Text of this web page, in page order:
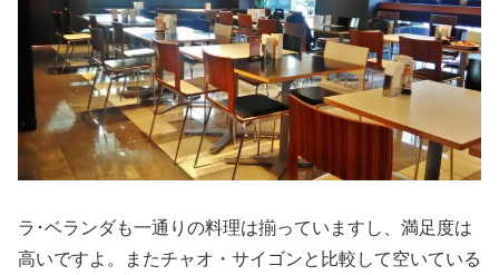
ラ･ベランダも一通りの料理は揃っていますし、満足度は
高いですよ。またチャオ・サイゴンと比較して空いている